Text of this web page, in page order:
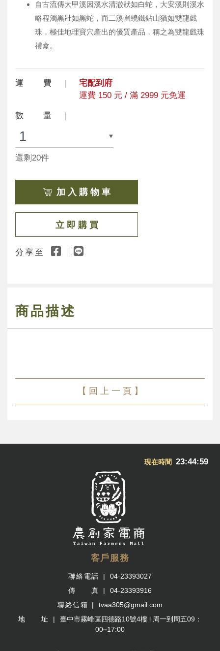
自古流傳大甲溪因溪水清澈狀如白蛇，大安溪則溪水
略程濁黑壯如黑蛇，而二溪圍繞鐵鉆山猶如雙龍戲
珠，極佳地理寶穴產出的優質產品，稱之為雙龍戲珠
禮盒。
運 費
宅配到府
運費 150 元 / 滿 2999 元免運
數 量
還剩20件
加 入 購 物 車
立 即 購 買
分享至
商品描述
【 回 上 一 頁 】
現在時間 23:44:59
客戶服務
聯絡電話
04-23393027
傳 真
04-23393916
聯絡信箱
tvaa305@gmail.com
地 址
臺中市霧峰區四德路10號4樓 l 周一到周五09：
00~17:00